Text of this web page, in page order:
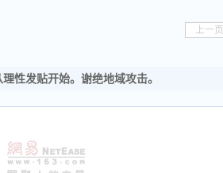
上一页
性发贴开始。谢绝地域攻击。